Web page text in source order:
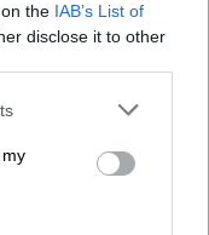
the IAB’s List of
disclose it to other